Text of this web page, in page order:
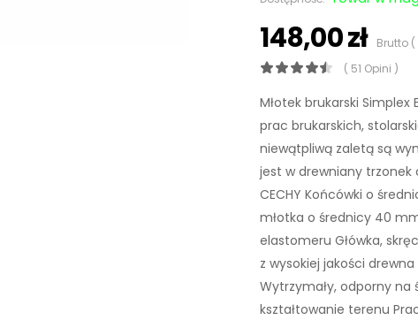
148,00 złBrutto (
( 51 Opini )
Młotek brukarski
prac brukarskich,
niewątpliwą zaletą są
jest w drewniany trzonek
CECHY Końcówki o
młotka o średnicy 40
elastomeru Główka,
z wysokiej jakości drewna
Wytrzymały, odporny na
kształtowanie terenu